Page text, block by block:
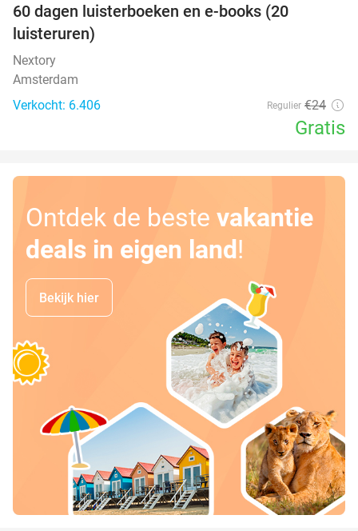
60 dagen luisterboeken en e-books (20
luisteruren)
Nextory
Amsterdam
Verkocht: 6.406
Regulier €24
Gratis
Ontdek de beste vakantie
deals in eigen land!
Bekijk hier